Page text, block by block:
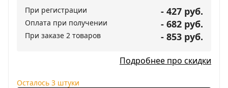
При регистрации - 427 руб.
Оплата при получении - 682 руб.
При заказе 2 товаров - 853 руб.
Подробнее про скидки
Осталось 3 штуки